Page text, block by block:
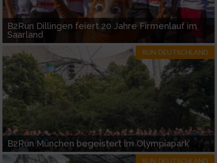
B2Run Dillingen feiert 20 Jahre Firmenlauf im
Saarland
RUN-DEUTSCHLAND
B2Run München begeistert im Olympiapark
RUN-DEUTSCHLAND